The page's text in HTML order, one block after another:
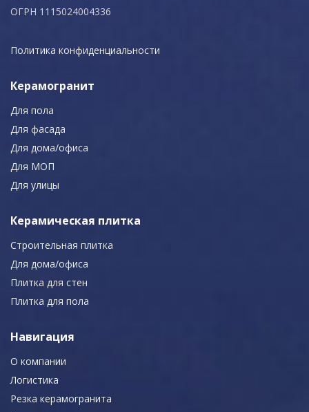
ОГРН 1115024004336
Политика конфиденциальности
Керамогранит
Для пола
Для фасада
Для дома/офиса
Для МОП
Для улицы
Керамическая плитка
Строительная плитка
Для дома/офиса
Плитка для стен
Плитка для пола
Навигация
О компании
Логистика
Резка керамогранита